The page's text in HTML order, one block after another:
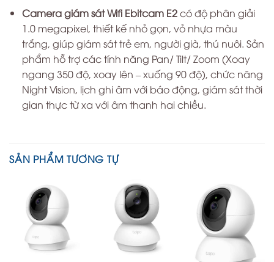
Camera giám sát Wifi Ebitcam E2có độ phân giải
1.0 megapixel, thiết kế nhỏ gọn, vỏ nhựa màu
trắng, giúp giám sát trẻ em, người già, thú nuôi. Sản
phẩm hỗ trợ các tính năng Pan/ Tilt/ Zoom (Xoay
ngang 350 độ, xoay lên – xuống 90 độ), chức năng
Night Vision, lịch ghi âm với báo động, giám sát thời
gian thực từ xa với âm thanh hai chiều.
SẢN PHẨM TƯƠNG TỰ